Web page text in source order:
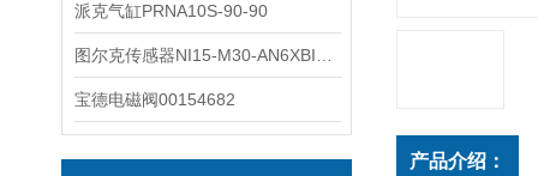
派克气缸PRNA10S-90-90
宝德电磁阀00154682
产品介绍：